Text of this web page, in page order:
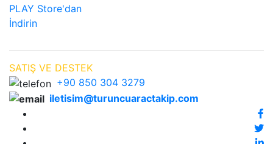
PLAY Store'dan
İndirin
SATIŞ VE DESTEK
+90 850 304 3279
iletisim@turuncuaractakip.com